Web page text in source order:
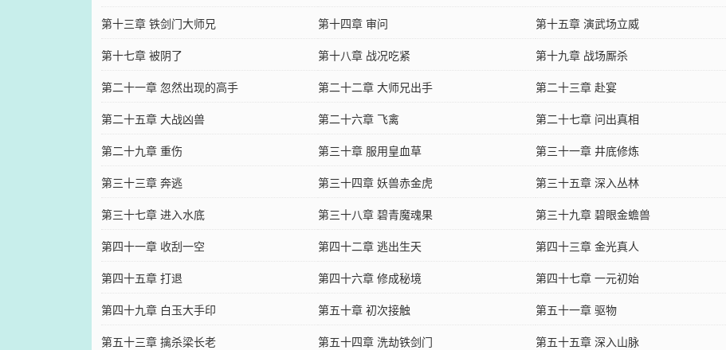
第十三章 铁剑门大师兄
第十四章 审问 第十五章 演武场立威
第十七章 被阴了
第十八章 战况吃紧 第十九章 战场厮杀
第二十一章 忽然出现的高手
第二十二章 大师兄出手 第二十三章 赴宴
第二十五章 大战凶兽
第二十六章 飞禽 第二十七章 问出真相
第二十九章 重伤
第三十章 服用皇血草 第三十一章 井底修炼
第三十三章 奔逃
第三十四章 妖兽赤金虎 第三十五章 深入丛林
第三十七章 进入水底
第三十八章 碧青魔魂果 第三十九章 碧眼金蟾兽
第四十一章 收刮一空
第四十二章 逃出生天 第四十三章 金光真人
第四十五章 打退
第四十六章 修成秘境 第四十七章 一元初始
第四十九章 白玉大手印
第五十章 初次接触 第五十一章 驱物
第五十三章 擒杀梁长老
第五十四章 洗劫铁剑门 第五十五章 深入山脉